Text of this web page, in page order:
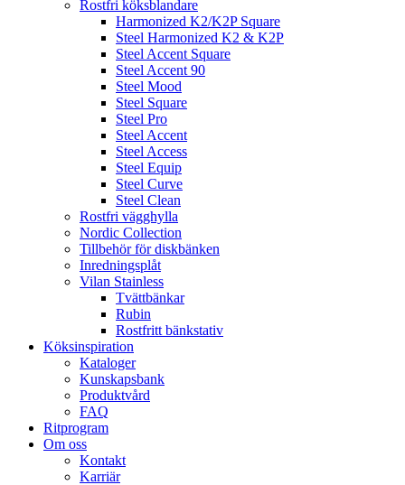
Rostfri köksblandare
Harmonized K2/K2P Square
Steel Harmonized K2 & K2P
Steel Accent Square
Steel Accent 90
Steel Mood
Steel Square
Steel Pro
Steel Accent
Steel Access
Steel Equip
Steel Curve
Steel Clean
Rostfri vägghylla
Nordic Collection
Tillbehör för diskbänken
Inredningsplåt
Vilan Stainless
Tvättbänkar
Rubin
Rostfritt bänkstativ
Köksinspiration
Kataloger
Kunskapsbank
Produktvård
FAQ
Ritprogram
Om oss
Kontakt
Karriär